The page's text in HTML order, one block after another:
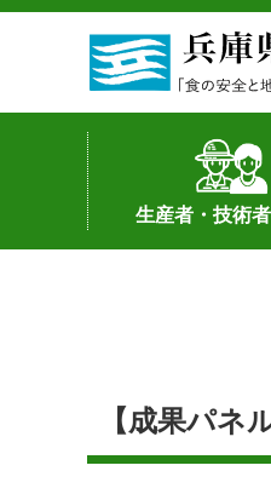
生産者・技術
土地利用型作物
野菜
果樹・花き
加工・流通
経営･現地情報
環境病害虫
畜産
森林林業
水産
基幹種雄牛の紹介
【成果パ